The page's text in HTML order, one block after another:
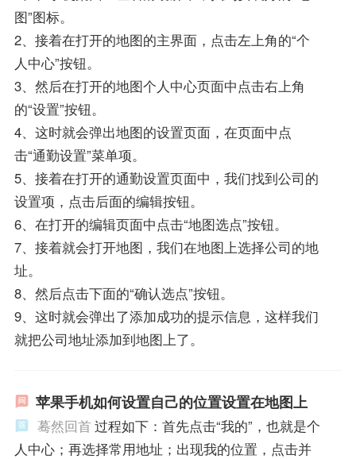
图”图标。
2、接着在打开的地图的主界面，点击左上角的“个
人中心”按钮。
3、然后在打开的地图个人中心页面中点击右上角
的“设置”按钮。
4、这时就会弹出地图的设置页面，在页面中点
击“通勤设置”菜单项。
5、接着在打开的通勤设置页面中，我们找到公司的
设置项，点击后面的编辑按钮。
6、在打开的编辑页面中点击“地图选点”按钮。
7、接着就会打开地图，我们在地图上选择公司的地
址。
8、然后点击下面的“确认选点”按钮。
9、这时就会弹出了添加成功的提示信息，这样我们
就把公司地址添加到地图上了。
苹果手机如何设置自己的位置设置在地图上
蓦然回首 过程如下：首先点击“我的”，也就是个
人中心；再选择常用地址；出现我的位置，点击并